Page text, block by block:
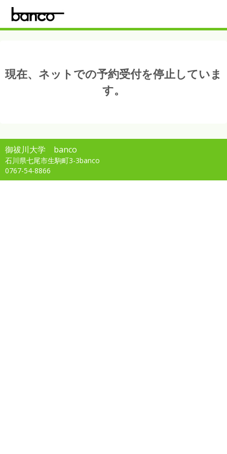
現在、ネットでの予約受付を停止していま
す。
御祓川大学 banco
石川県七尾市生駒町3-3banco
0767-54-8866